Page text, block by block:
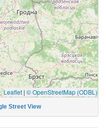
Leaflet | © OpenStreetMap (ODBL)
Street View